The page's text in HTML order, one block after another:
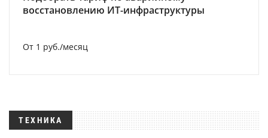
восстановлению ИТ-инфраструктуры
От 1 руб./месяц
ТЕХНИКА